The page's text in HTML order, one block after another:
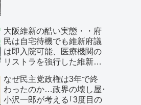
大阪維新の酷い実態・・府
民は自宅待機でも維新府議
は即入院可能、医療機関の
リストラを強行した維新、
開催…
なぜ民主党政権は3年で終
わったのか…政界の壊し屋･
小沢一郎が考える｢3度目の